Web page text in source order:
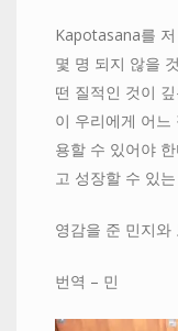
Kapotasana를
몇 명 되지 않을
떤 질적인 것이
이 우리에게 어느
용할 수 있어야
고 성장할 수 있
영감을 준 민지와
번역 – 민